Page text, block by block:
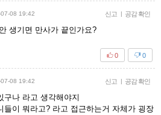
08 19:42 신고 | 공감 확인
생기면 만사가 끝인가요?
0
0
08 19:42 신고 | 공감 확인
구나 라고 생각해야지
들이 뭐라고? 라고 접근하는거 자체가 굉장